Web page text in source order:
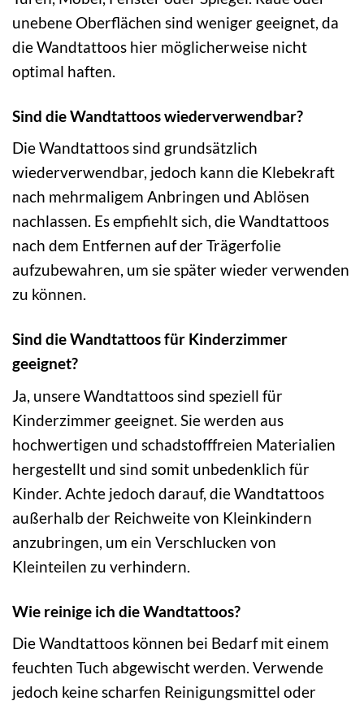
unebene Oberflächen sind weniger geeignet, da
die Wandtattoos hier möglicherweise nicht
optimal haften.
Sind die Wandtattoos wiederverwendbar?
Die Wandtattoos sind grundsätzlich
wiederverwendbar, jedoch kann die Klebekraft
nach mehrmaligem Anbringen und Ablösen
nachlassen. Es empfiehlt sich, die Wandtattoos
nach dem Entfernen auf der Trägerfolie
aufzubewahren, um sie später wieder verwenden
zu können.
Sind die Wandtattoos für Kinderzimmer
geeignet?
Ja, unsere Wandtattoos sind speziell für
Kinderzimmer geeignet. Sie werden aus
hochwertigen und schadstofffreien Materialien
hergestellt und sind somit unbedenklich für
Kinder. Achte jedoch darauf, die Wandtattoos
außerhalb der Reichweite von Kleinkindern
anzubringen, um ein Verschlucken von
Kleinteilen zu verhindern.
Wie reinige ich die Wandtattoos?
Die Wandtattoos können bei Bedarf mit einem
feuchten Tuch abgewischt werden. Verwende
jedoch keine scharfen Reinigungsmittel oder